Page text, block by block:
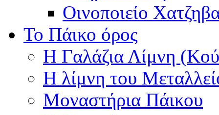
Οινοποιείο
Το Πάικο όρος
Η Γαλάζια Λίμνη
Η λίμνη του
Μοναστήρια Πάικου